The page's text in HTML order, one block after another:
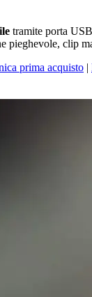
tramite porta
pieghevole, clip
prima acquisto |